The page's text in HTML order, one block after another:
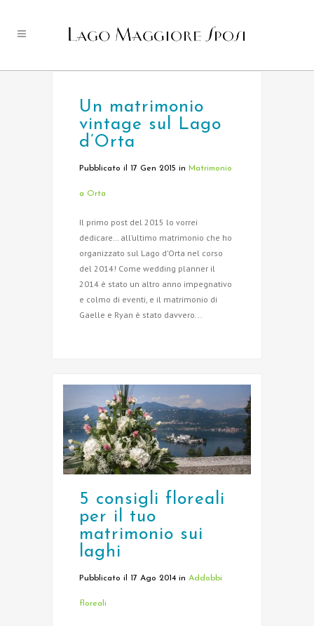
Un matrimonio
vintage sul Lago
d’Orta
Pubblicato il 17 Gen 2015 in Matrimonio
a Orta
Il primo post del 2015 lo vorrei
dedicare… all’ultimo matrimonio che ho
organizzato sul Lago d’Orta nel corso
del 2014! Come wedding planner il
2014 è stato un altro anno impegnativo
e colmo di eventi, e il matrimonio di
Gaelle e Ryan è stato davvero...
5 consigli floreali
per il tuo
matrimonio sui
laghi
Pubblicato il 17 Ago 2014 in Addobbi
floreali